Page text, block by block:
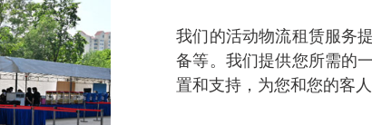
我们的活动物流租赁服务
备等。我们提供您所需的
置和支持，为您和您的客人